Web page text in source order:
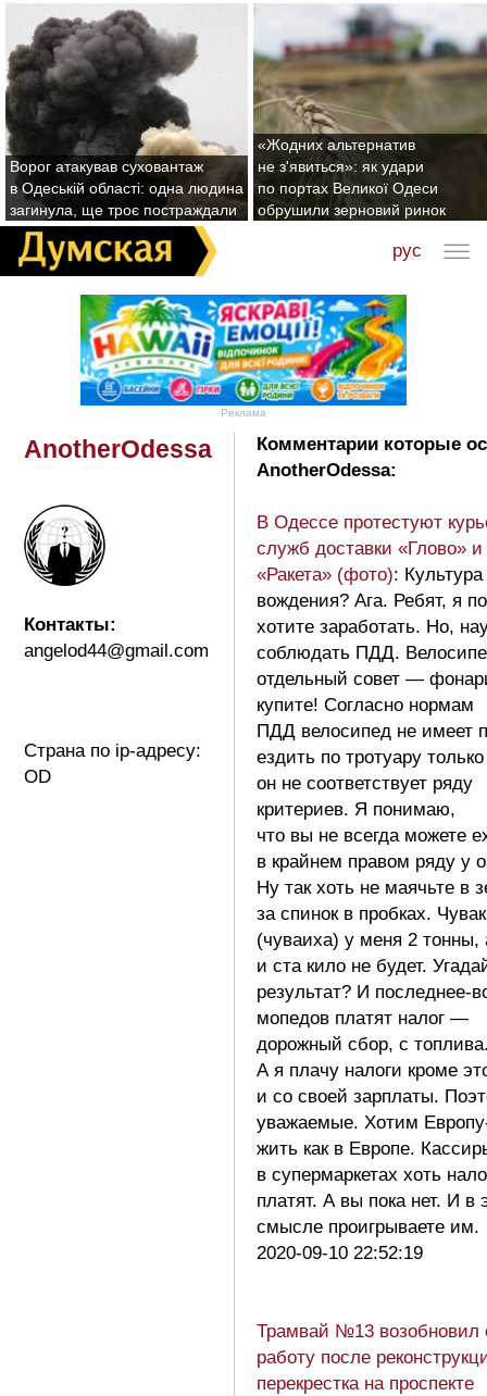
Ворог атакував суховантаж
в Одеській області: одна людина
загинула, ще троє постраждали
«Жодних альтернатив
не з'явиться»: як удари
по портах Великої Одеси
обрушили зерновий ринок
рус
Реклама
AnotherOdessa
Контакты:
angelod44@gmail.com
Страна по ip-адресу:
OD
Комментарии которые
AnotherOdessa:
В Одессе протестуют
служб доставки «Глово» и
«Ракета» (фото): Культура
вождения? Ага. Ребят, я
хотите заработать. Но,
соблюдать ПДД.
отдельный совет —
купите! Согласно нормам
ПДД велосипед не имеет
ездить по тротуару
он не соответствует ряду
критериев. Я понимаю,
что вы не всегда можете
в крайнем правом ряду у
Ну так хоть не маячьте в
за спинок в пробках. Чувак
(чуваиха) у меня 2 тонны,
и ста кило не будет.
результат? И последнее-
мопедов платят налог —
дорожный сбор, с
А я плачу налоги кроме
и со своей зарплаты.
уважаемые. Хотим
жить как в Европе.
в супермаркетах хоть
платят. А вы пока нет. И в
смысле проигрываете
2020-09-10 22:52:19
Трамвай №13 возобновил
работу после
перекрестка на проспекте